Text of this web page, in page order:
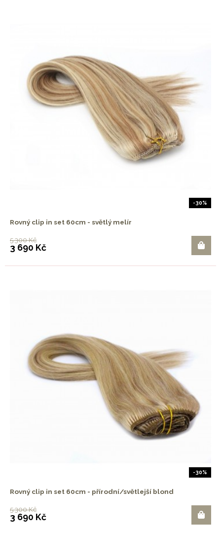
-30%
Rovný clip in set 60cm - světlý melír
5 300 Kč
3 690 Kč
-30%
Rovný clip in set 60cm - přírodní/světlejší blond
5 300 Kč
3 690 Kč